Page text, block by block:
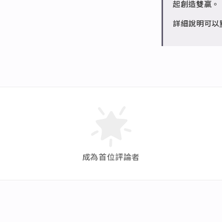
起創造雙贏。
詳細說明可以
成為首位評論者